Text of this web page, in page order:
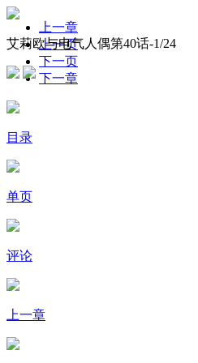
艾莉欧与电气人偶第40话-1/24
上一章
上一页
下一页
下一章
目录
单页
评论
上一章